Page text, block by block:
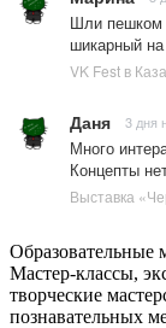
Шли пешком
шикарный
VK Fest в
Даня 3 дня
Много
Концепты
Выставка
Образовательные
Мастер-классы,
творческие
познавательных